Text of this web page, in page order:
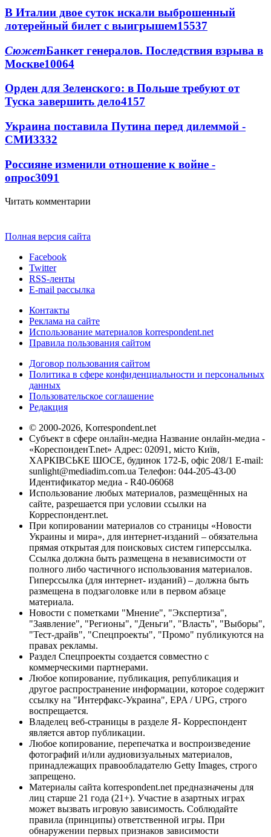
В Италии двое суток искали выброшенный
лотерейный билет с выигрышем15537
СюжетБанкет генералов. Последствия взрыва в
Москве10064
Орден для Зеленского: в Польше требуют от
Туска завершить дело4157
Украина поставила Путина перед дилеммой -
СМИ3332
Россияне изменили отношение к войне -
опрос3091
Читать комментарии
Полная версия сайта
Facebook
Twitter
RSS-ленты
E-mail рассылка
Контакты
Реклама на сайте
Использование материалов korrespondent.net
Правила пользования сайтом
Договор пользования сайтом
Политика в сфере конфиденциальности и персональных
данных
Пользовательское соглашение
Редакция
© 2000-2026, Korrespondent.net
Субъект в сфере онлайн-медиа Название онлайн-медиа -
«КореспонденТ.net» Адрес: 02091, місто Київ,
ХАРКІВСЬКЕ ШОСЕ, будинок 172-Б, офіс 208/1 E-mail:
sunlight@mediadim.com.ua Телефон: 044-205-43-00
Идентификатор медиа - R40-06068
Использование любых материалов, размещённых на
сайте, разрешается при условии ссылки на
Корреспондент.net.
При копировании материалов со страницы «Новости
Украины и мира», для интернет-изданий – обязательна
прямая открытая для поисковых систем гиперссылка.
Ссылка должна быть размещена в независимости от
полного либо частичного использования материалов.
Гиперссылка (для интернет- изданий) – должна быть
размещена в подзаголовке или в первом абзаце
материала.
Новости с пометками "Мнение", "Экспертиза",
"Заявление", "Регионы", "Деньги", "Власть", "Выборы",
"Тест-драйв", "Спецпроекты", "Промо" публикуются на
правах рекламы.
Раздел Спецпроекты создается совместно с
коммерческими партнерами.
Любое копирование, публикация, републикация и
другое распространение информации, которое содержит
ссылку на "Интерфакс-Украина", EPA / UPG, строго
воспрещается.
Владелец веб-страницы в разделе Я- Корреспондент
является автор публикации.
Любое копирование, перепечатка и воспроизведение
фотографий и/или аудиовизуальных материалов,
принадлежащих правообладателю Getty Images, строго
запрещено.
Материалы сайта korrespondent.net предназначены для
лиц старше 21 года (21+). Участие в азартных играх
может вызвать игровую зависимость. Соблюдайте
правила (принципы) ответственной игры. При
обнаружении первых признаков зависимости